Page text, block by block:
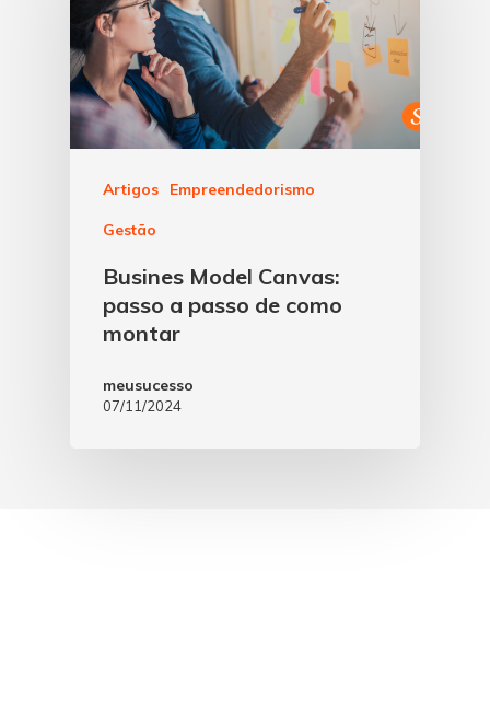
Artigos Empreendedorismo
Gestão
Busines Model Canvas:
passo a passo de como
montar
meusucesso
07/11/2024